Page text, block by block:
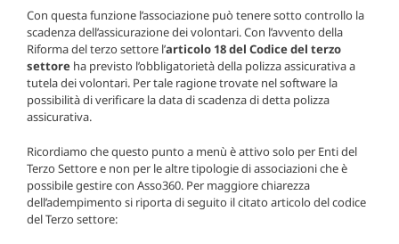
Con questa funzione l’associazione può tenere sotto controllo la
scadenza dell’assicurazione dei volontari. Con l’avvento della
Riforma del terzo settore l’articolo 18 del Codice del terzo
settore ha previsto l’obbligatorietà della polizza assicurativa a
tutela dei volontari. Per tale ragione trovate nel software la
possibilità di verificare la data di scadenza di detta polizza
assicurativa.
Ricordiamo che questo punto a menù è attivo solo per Enti del
Terzo Settore e non per le altre tipologie di associazioni che è
possibile gestire con Asso360. Per maggiore chiarezza
dell’adempimento si riporta di seguito il citato articolo del codice
del Terzo settore: